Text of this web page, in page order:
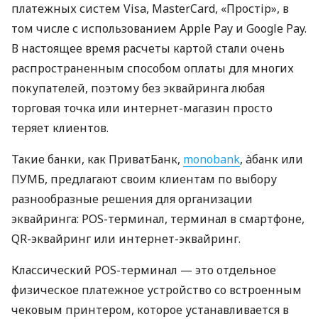
платежных систем Visa, MasterCard, «Простір», в
том числе с использованием Apple Pay и Google Pay.
В настоящее время расчеты картой стали очень
распространенным способом оплаты для многих
покупателей, поэтому без эквайринга любая
торговая точка или интернет-магазин просто
теряет клиентов.
Такие банки, как ПриватБанк, monobank, àбанк или
ПУМБ, предлагают своим клиентам по выбору
разнообразные решения для организации
эквайринга: POS-терминал, терминал в смартфоне,
QR-эквайринг или интернет-эквайринг.
Классический POS-терминал — это отдельное
физическое платежное устройство со встроенным
чековым принтером, которое устанавливается в